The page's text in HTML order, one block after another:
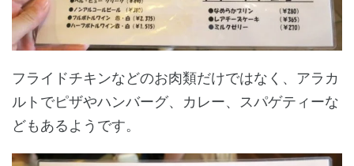
フライドチキンなどのお肉類だけではなく、アラカ
ルトでピザやハンバーグ、カレー、スパゲティーな
どもあるようです。